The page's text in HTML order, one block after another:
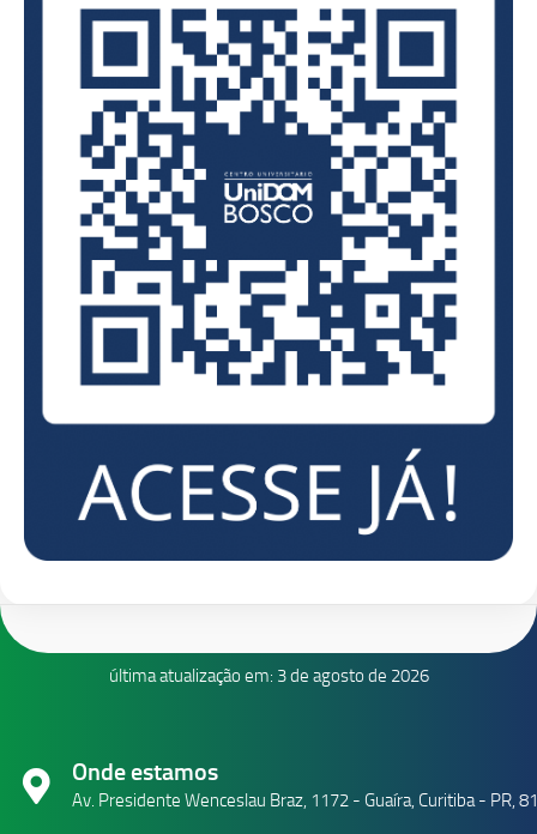
última atualização em: 3 de agosto de 2026
Onde estamos
Av. Presidente Wenceslau Braz, 1172 - Guaíra, Curitiba - PR,